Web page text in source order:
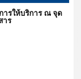
ารให้บริการ ณ จุด
าร